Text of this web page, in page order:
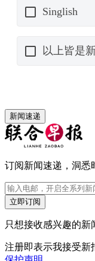
新闻速递
订阅新闻速递，洞悉
立即订阅
只想接收感兴趣的新
注册即表示我接受新